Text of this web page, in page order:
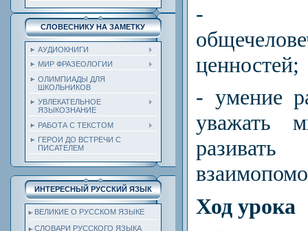
СЛОВЕСНИКУ НА ЗАМЕТКУ
АУДИОКНИГИ
МИР ФРАЗЕОЛОГИИ
ОЛИМПИАДЫ ДЛЯ
ШКОЛЬНИКОВ
УВЛЕКАТЕЛЬНОЕ
ЯЗЫКОЗНАНИЕ
РАБОТА С ТЕКСТОМ
ГЕРОИ ДО ВСТРЕЧИ С
ПИСАТЕЛЕМ
ИНТЕРЕСНЫЙ РУССКИЙ ЯЗЫК
ВЕЛИКИЕ О РУССКОМ ЯЗЫКЕ
СЛОВАРИ РУССКОГО ЯЗЫКА
-
ценностей;
- умение
уважать
Ход урока